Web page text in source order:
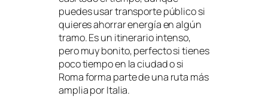
puedes usar transporte público si
quieres ahorrar energía en algún
tramo. Es un itinerario intenso,
pero muy bonito, perfecto si tienes
poco tiempo en la ciudad o si
Roma forma parte de una ruta más
amplia por Italia.